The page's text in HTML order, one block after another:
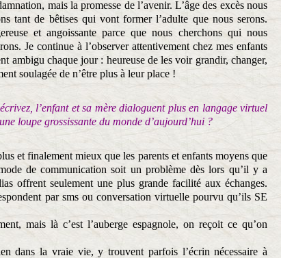
mais la promesse de l’avenir. L’âge des excès nous
tant de bêtises qui vont former l’adulte que nous serons.
et angoissante parce que nous cherchons qui nous
Je continue à l’observer attentivement chez mes enfants
ambigu chaque jour : heureuse de les voir grandir, changer,
soulagée de n’être plus à leur place !
l’enfant et sa mère dialoguent plus en langage virtuel
loupe grossissante du monde d’aujourd’hui ?
et finalement mieux que les parents et enfants moyens que
de communication soit un problème dès lors qu’il y a
offrent seulement une plus grande facilité aux échanges.
par sms ou conversation virtuelle pourvu qu’ils SE
mais là c’est l’auberge espagnole, on reçoit ce qu’on
dans la vraie vie, y trouvent parfois l’écrin nécessaire à